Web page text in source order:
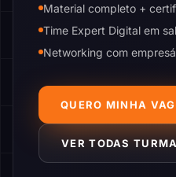
Material completo +
Time Expert Digital em
Networking com
QUERO MINHA
VER TODAS